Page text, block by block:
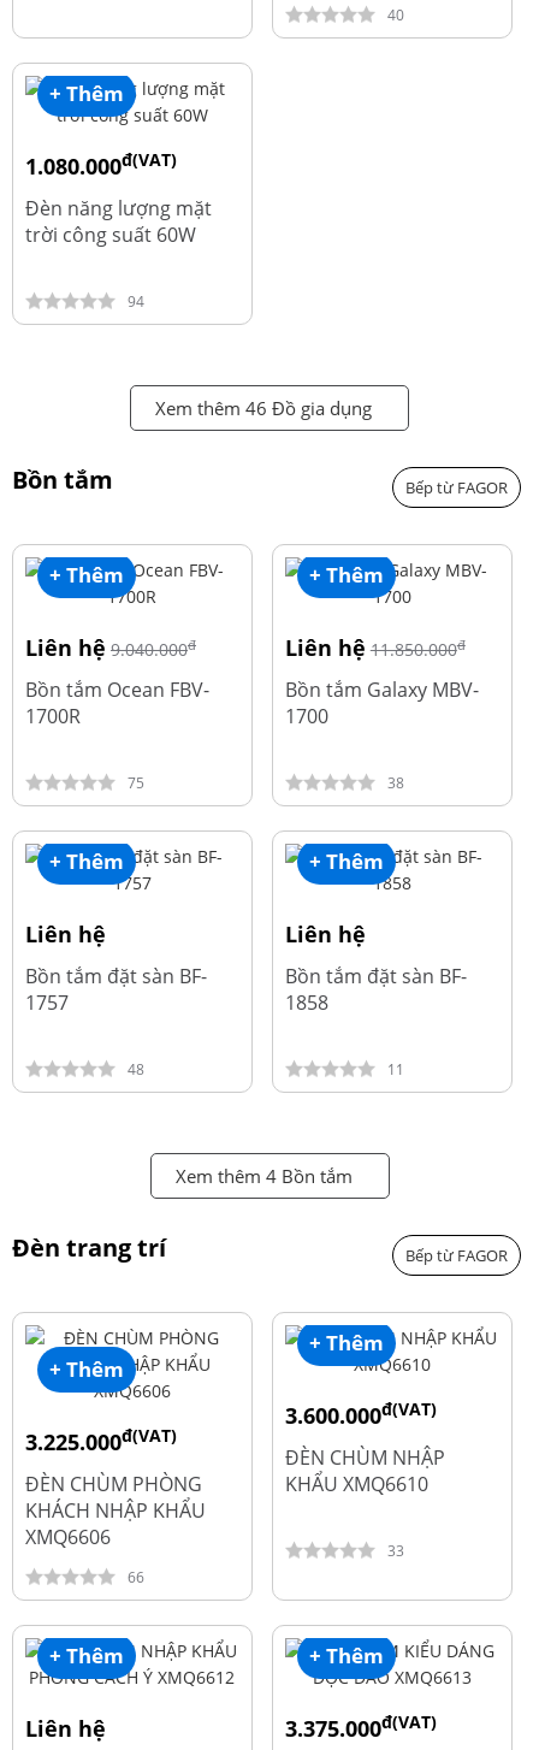
40
+ Thêm
1.080.000đ(VAT)
Đèn năng lượng mặt
trời công suất 60W
94
Xem thêm 46 Đồ gia dụng
Bồn tắm Bếp từ FAGOR
+ Thêm
Liên hệ 9.040.000đ
Bồn tắm Ocean FBV-
1700R
75
+ Thêm
Liên hệ 11.850.000đ
Bồn tắm Galaxy MBV-
1700
38
+ Thêm
Liên hệ
Bồn tắm đặt sàn BF-
1757
48
+ Thêm
Liên hệ
Bồn tắm đặt sàn BF-
1858
11
Xem thêm 4 Bồn tắm
Đèn trang trí Bếp từ FAGOR
+ Thêm
3.225.000đ(VAT)
4.300.000
ĐÈN CHÙM PHÒNG
KHÁCH NHẬP KHẨU
XMQ6606
66
+ Thêm
3.600.000đ(VAT)
4.800.000
ĐÈN CHÙM NHẬP
KHẨU XMQ6610
33
+ Thêm
Liên hệ
+ Thêm
3.375.000đ(VAT)